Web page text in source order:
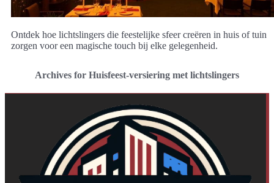
Ontdek hoe lichtslingers die feestelijke sfeer creëren in huis of tuin
zorgen voor een magische touch bij elke gelegenheid.
Archives for Huisfeest-versiering met lichtslingers